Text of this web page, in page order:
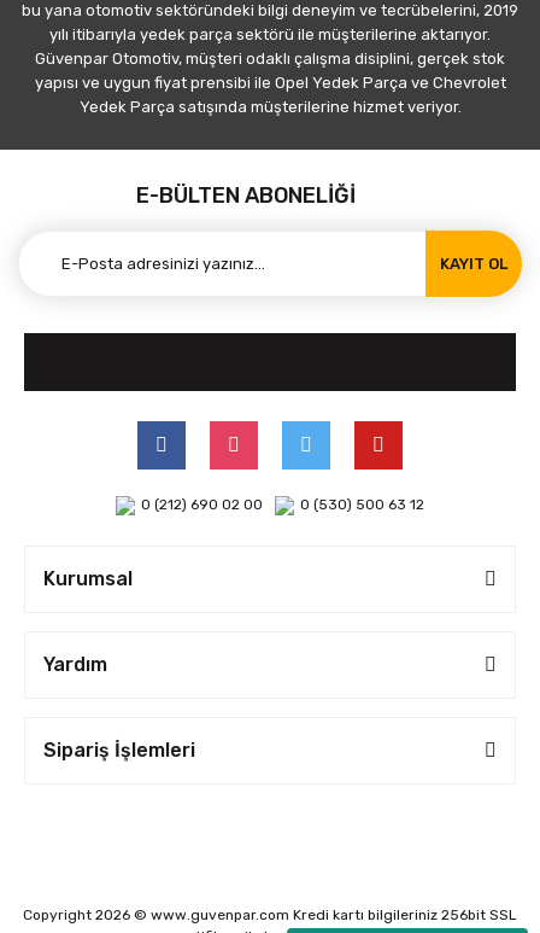
bu yana otomotiv sektöründeki bilgi deneyim ve tecrübelerini, 2019
yılı itibarıyla yedek parça sektörü ile müşterilerine aktarıyor.
Güvenpar Otomotiv, müşteri odaklı çalışma disiplini, gerçek stok
yapısı ve uygun fiyat prensibi ile Opel Yedek Parça ve Chevrolet
Yedek Parça satışında müşterilerine hizmet veriyor.
E-BÜLTEN ABONELİĞİ
KAYIT OL
0 (212) 690 02 00 0 (530) 500 63 12
Kurumsal
Yardım
Sipariş İşlemleri
Copyright 2026 © www.guvenpar.com Kredi kartı bilgileriniz 256bit SSL